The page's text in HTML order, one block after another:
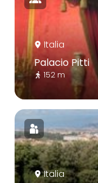
Italia
Palacio Pitti
152 m
Italia